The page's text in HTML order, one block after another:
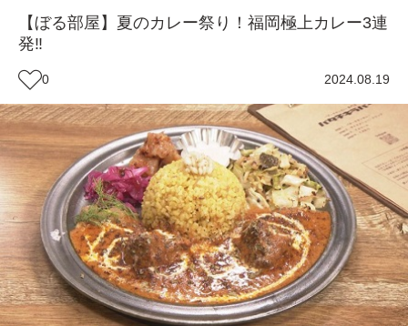
【ぼる部屋】夏のカレー祭り！福岡極上カレー3連
発‼
0 2024.08.19